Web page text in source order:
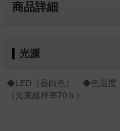
商品詳細
光源
◆LED（昼白色） ◆色温度
（光束維持率70％）